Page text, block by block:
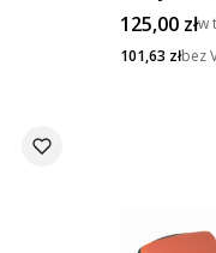
Cena
125,00 złw
Cena netto
101,63 złbez